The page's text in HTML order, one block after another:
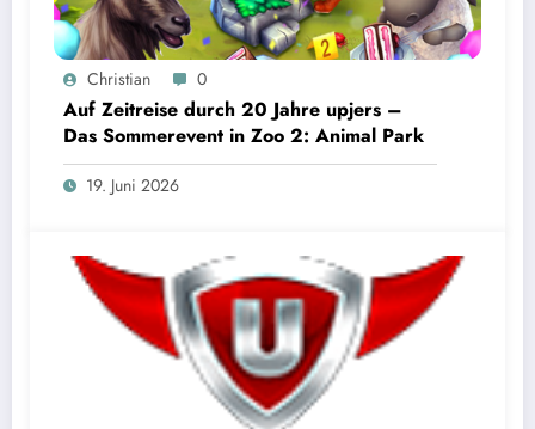
Christian 0
Auf Zeitreise durch 20 Jahre upjers –
Das Sommerevent in Zoo 2: Animal Park
19. Juni 2026